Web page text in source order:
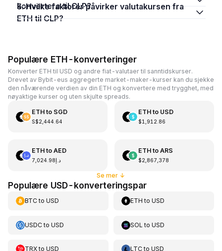
konvertere til CLP?
5. Hvilke faktorer påvirker valutakursen fra
ETH til CLP?
Populære ETH-konverteringer
Konverter ETH til USD og andre fiat-valutaer til sanntidskurser.
Drevet av Bybit-eus aggregerte market-maker-kurser kan du sjekke
den nåværende verdien av din ETH og konvertere med trygghet, med
nøyaktige kurser og uten skjulte spreads.
ETHto SGD
S$2,444.64
ETHto USD
$1,912.86
ETHto AED
د.إ7,024.98
ETHto ARS
$2,867,378
Se mer ↓
Populære USD-konverteringspar
BTCto USD ETH toUSD
USDCto USD SOL toUSD
TRXto USD LTCtoUSD